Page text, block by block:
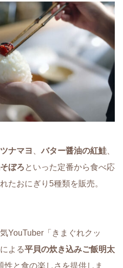
ナマヨ バター醤油の紅鮭
ぼろといった定番から食べ応
たおにぎり5種類を販売。
YouTuber「きまぐれクッ
よる平貝の炊き込みご飯明太
性と食の楽しさを提供しま